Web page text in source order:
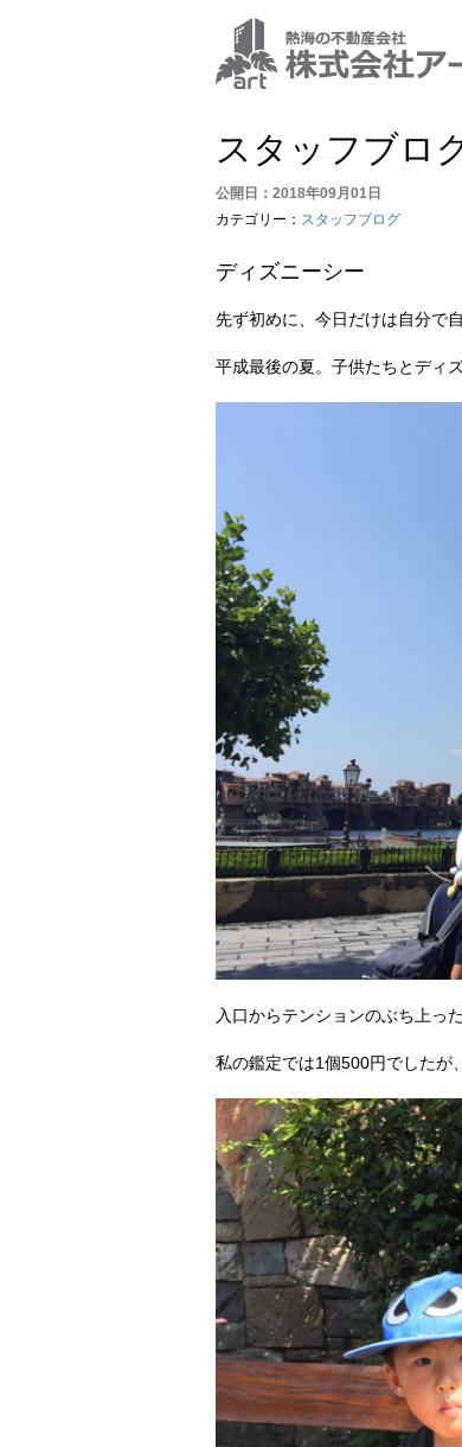
スタッフブロ
公開日：2018年09月01日
カテゴリー： スタッフブログ
ディズニーシー
先ず初めに、今日だけは自分で
平成最後の夏。子供たちとディ
入口からテンションのぶち上っ
私の鑑定では1個500円でしたが